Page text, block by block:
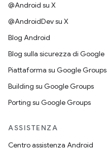
@Android su X
@AndroidDev su X
Blog Android
Blog sulla sicurezza di Google
Piattaforma su Google Groups
Building su Google Groups
Porting su Google Groups
ASSISTENZA
Centro assistenza Android